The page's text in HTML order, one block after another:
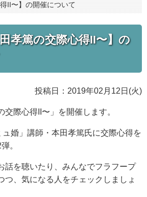
II〜】の開催について
孝篤の交際心得II〜】の
投稿日：2019年02月12日(火)
交際心得II〜」を開催します。
婚」講師・本田孝篤氏に交際心得を
。
話を聴いたり、みんなでフラフープ
つ、気になる人をチェックしましょ